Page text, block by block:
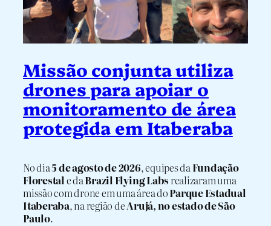
Missão conjunta utiliza
drones para apoiar o
monitoramento de área
protegida em Itaberaba
No dia5 de agosto de 2026, equipes da Fundação
Florestal e daBrazil Flying Labsrealizaram uma
missão com drone em uma área doParque Estadual
Itaberaba, na região deArujá, no estado de São
Paulo.